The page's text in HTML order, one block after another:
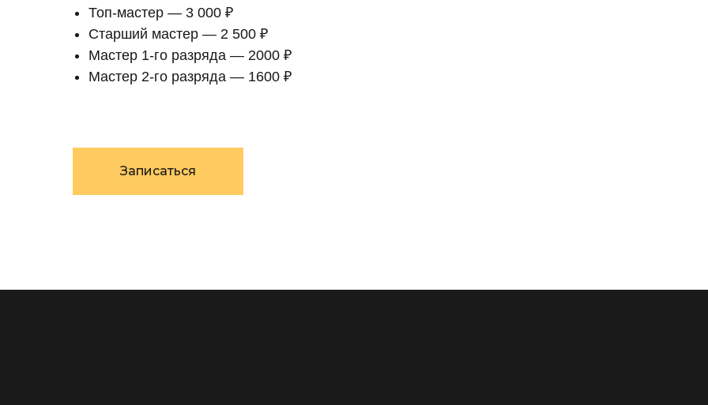
Топ-мастер — 3 000 ₽
Старший мастер — 2 500 ₽
Мастер 1-го разряда — 2000 ₽
Мастер 2-го разряда — 1600 ₽
Записаться